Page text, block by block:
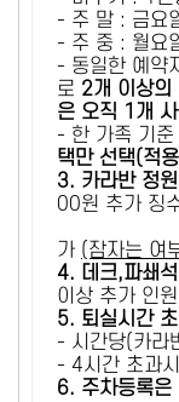
- 주 말 : 금요
- 주 중 : 월요
- 동일한 예약
로 2개 이상의
은 오직 1개
- 한 가족 기준
택만 선택(적
3. 카라반 정
00원 추가 징
A1,A2
가 (잠자는 여
4. 데크,파쇄
이상 추가 인
5. 퇴실시간
- 시간당(카
- 4시간 초과
6. 주차등록은